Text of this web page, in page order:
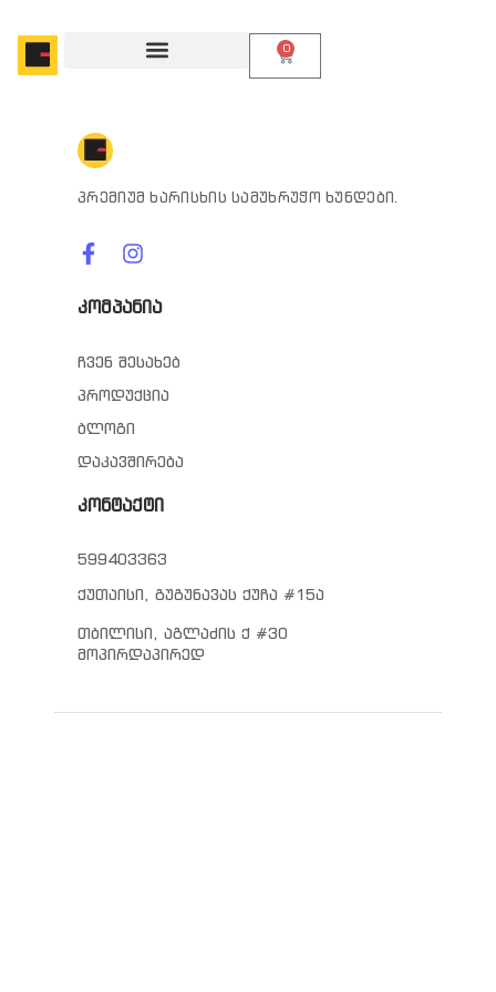
0
პრემიუმ ხარისხის სამუხრუჭო ხუნდები.
კომპანია
ჩვენ შესახებ
პროდუქცია
ბლოგი
დაკავშირება
კონტაქტი
599403363
ქუთაისი, გუგუნავას ქუჩა #15ა
თბილისი, აგლაძის ქ #30
მოპირდაპირედ